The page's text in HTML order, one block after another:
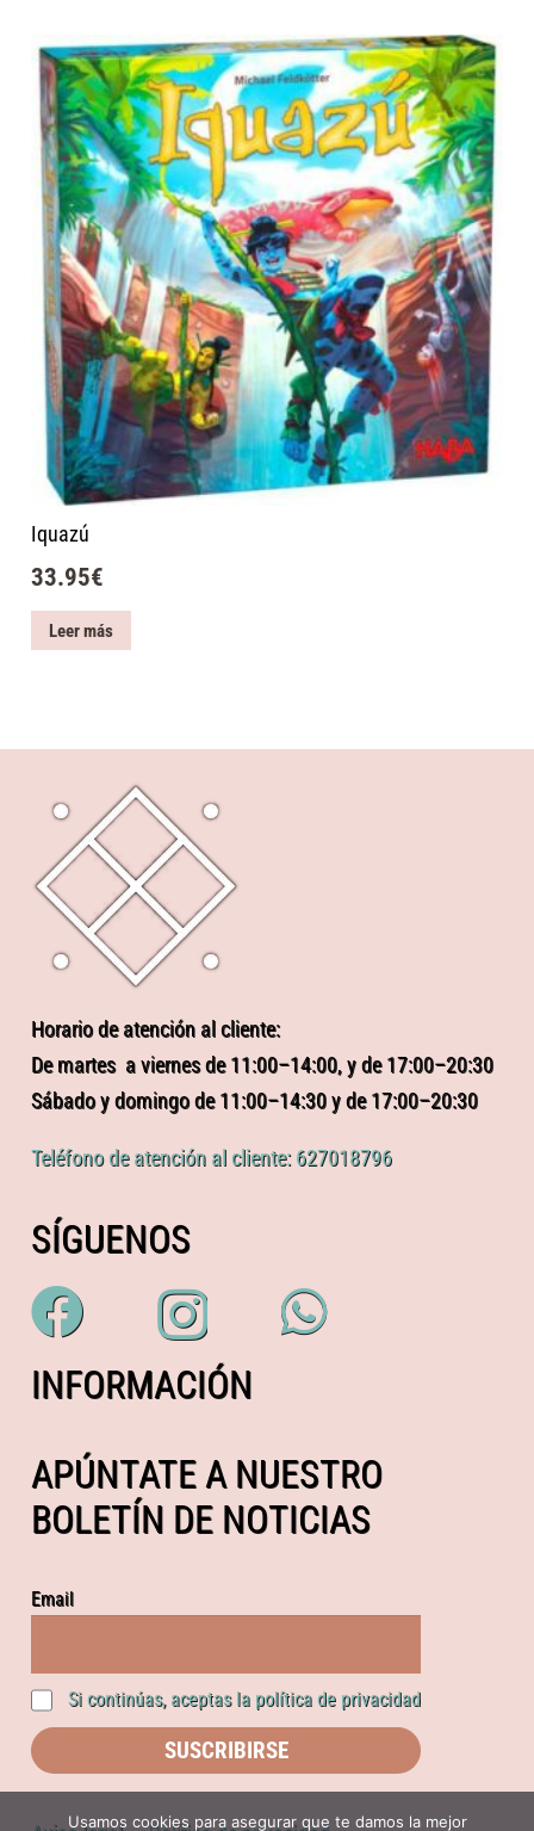
Iquazú
33.95€
Leer más
Horario de atención al cliente:
De martes a viernes de 11:00–14:00, y de 17:00–20:30
Sábado y domingo de 11:00–14:30 y de 17:00–20:30
Teléfono de atención al cliente: 627018796
SÍGUENOS
INFORMACIÓN
APÚNTATE A NUESTRO
BOLETÍN DE NOTICIAS
Email
Si continúas, aceptas la política de privacidad
Usamos cookies para asegurar que te damos la mejor